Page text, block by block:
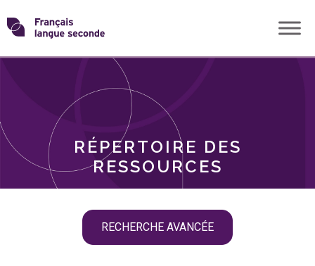
Skip
toTransformons
langue
RÉPERTOIRE DES
RESSOURCES
RECHERCHE AVANCÉE
THÈMES